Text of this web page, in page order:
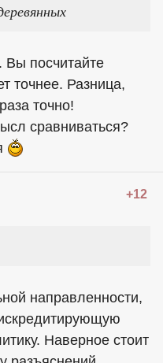
Вы посчитайте
точнее. Разница,
точно!
сравниваться?
+12
направленности,
Наверное стоит